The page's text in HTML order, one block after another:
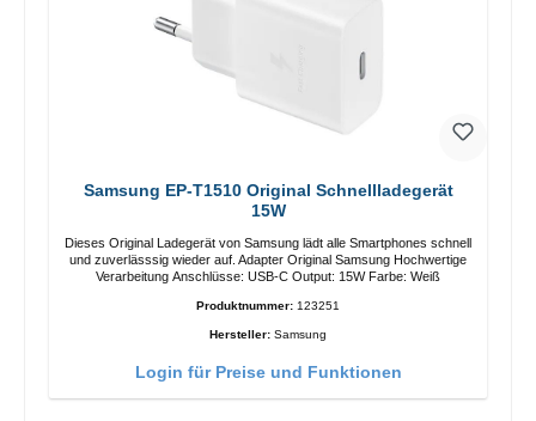
Samsung EP-T1510 Original Schnellladegerät
15W
Dieses Original Ladegerät von Samsung lädt alle Smartphones schnell
und zuverlässsig wieder auf. Adapter Original Samsung Hochwertige
Verarbeitung Anschlüsse: USB-C Output: 15W Farbe: Weiß
Produktnummer: 123251
Hersteller: Samsung
Login für Preise und Funktionen